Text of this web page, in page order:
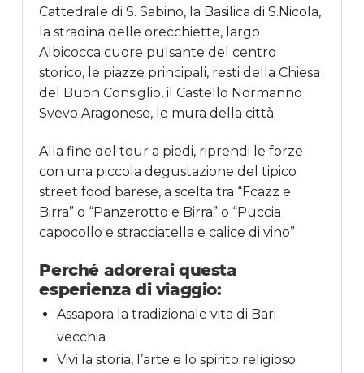
Cattedrale di S. Sabino, la Basilica di S.Nicola,
la stradina delle orecchiette, largo
Albicocca cuore pulsante del centro
storico, le piazze principali, resti della Chiesa
del Buon Consiglio, il Castello Normanno
Svevo Aragonese, le mura della città.
Alla fine del tour a piedi, riprendi le forze
con una piccola degustazione del tipico
street food barese, a scelta tra “Fcazz e
Birra” o “Panzerotto e Birra” o “Puccia
capocollo e stracciatella e calice di vino”
Perché adorerai questa
esperienza di viaggio:
Assapora la tradizionale vita di Bari
vecchia
Vivi la storia, l’arte e lo spirito religioso